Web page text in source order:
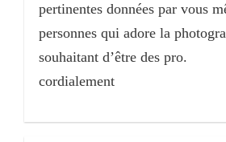
pertinentes données par vous
personnes qui adore la
souhaitant d’être des pro.
cordialement